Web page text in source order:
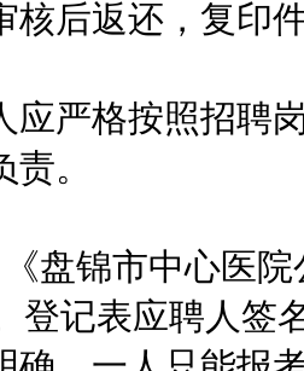
核后返还，复印
严格按照招聘岗
。
锦市中心医院
登记表应聘人签